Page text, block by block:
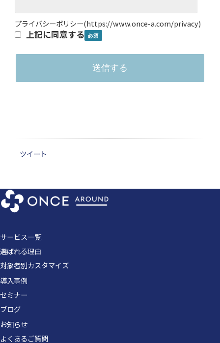
プライバシーポリシー(https://www.once-a.com/privacy)
上記に同意する
ツイート
サービス一覧
選ばれる理由
対象者別カスタマイズ
導入事例
セミナー
ブログ
お知らせ
よくあるご質問